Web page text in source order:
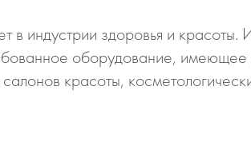
в индустрии здоровья и
оборудование,
красоты,